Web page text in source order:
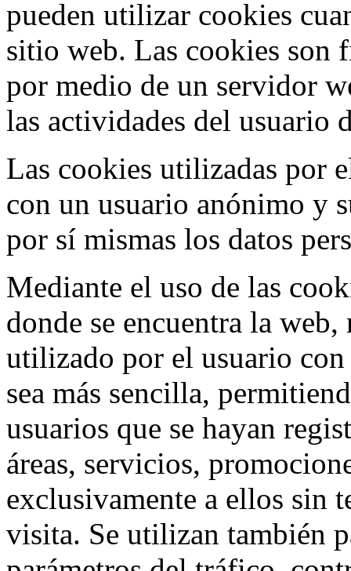
pueden utilizar cookies
sitio web. Las cookies son
por medio de un servidor
las actividades del usuario
Las cookies utilizadas por
con un usuario anónimo y
por sí mismas los datos
Mediante el uso de las
donde se encuentra la
utilizado por el usuario
sea más sencilla,
usuarios que se hayan
áreas, servicios,
exclusivamente a ellos sin
visita. Se utilizan también